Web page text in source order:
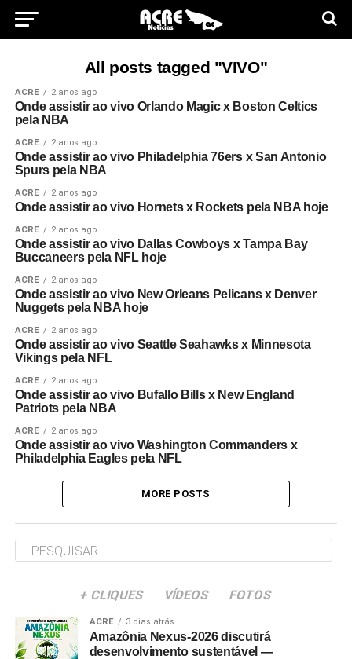
All posts tagged "VIVO"
ACRE 2 anos ago
Onde assistir ao vivo Orlando Magic x Boston Celtics
pela NBA
ACRE 2 anos ago
Onde assistir ao vivo Philadelphia 76ers x San Antonio
Spurs pela NBA
ACRE 2 anos ago
Onde assistir ao vivo Hornets x Rockets pela NBA hoje
ACRE 2 anos ago
Onde assistir ao vivo Dallas Cowboys x Tampa Bay
Buccaneers pela NFL hoje
ACRE 2 anos ago
Onde assistir ao vivo New Orleans Pelicans x Denver
Nuggets pela NBA hoje
ACRE 2 anos ago
Onde assistir ao vivo Seattle Seahawks x Minnesota
Vikings pela NFL
ACRE 2 anos ago
Onde assistir ao vivo Bufallo Bills x New England
Patriots pela NBA
ACRE 2 anos ago
Onde assistir ao vivo Washington Commanders x
Philadelphia Eagles pela NFL
MORE POSTS
+ CLIQUES VÍDEOS FOTOS
ACRE 3 dias atrás
Amazônia Nexus-2026 discutirá
desenvolvimento sustentável —